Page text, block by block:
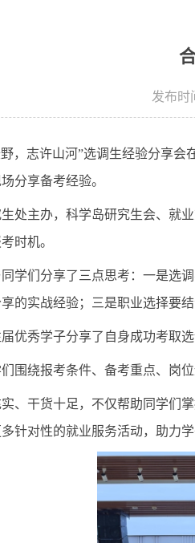
发布时
，志许山河”选调生经验分享会
分享备考经验。
处主办，科学岛研究生会、就
时机。
学们分享了三点思考：一是选
的实战经验；三是职业选择要
优秀学子分享了自身成功考取
围绕报考条件、备考重点、岗
、干货十足，不仅帮助同学们
针对性的就业服务活动，助力